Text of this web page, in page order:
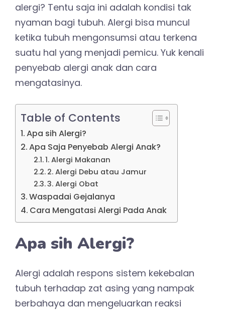
alergi? Tentu saja ini adalah kondisi tak
nyaman bagi tubuh. Alergi bisa muncul
ketika tubuh mengonsumsi atau terkena
suatu hal yang menjadi pemicu. Yuk kenali
penyebab alergi anak dan cara
mengatasinya.
Table of Contents
Apa sih Alergi?
Apa Saja Penyebab Alergi Anak?
1. Alergi Makanan
2. Alergi Debu atau Jamur
3. Alergi Obat
Waspadai Gejalanya
Cara Mengatasi Alergi Pada Anak
Apa sih Alergi?
Alergi adalah respons sistem kekebalan
tubuh terhadap zat asing yang nampak
berbahaya dan mengeluarkan reaksi